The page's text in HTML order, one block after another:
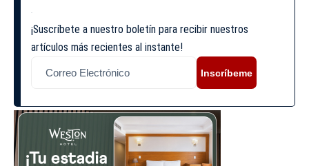
¡Suscríbete a nuestro boletín para recibir nuestros
artículos más recientes al instante!
Inscríbeme